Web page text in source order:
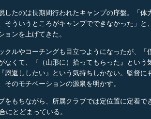
したのは長期間行われたキャンプの序盤。「体
そういうところがキャンプでできなかった」と
ンを上げてきた。
クルやコーチングも目立つようになったが、「
なくて、『（山形に）拾ってもらった』という
恩返ししたい』という気持ちしかない。監督に
のモチベーションの源泉を明かす。
をもちながら、所属クラブでは定位置に定着で
にとどまっている。